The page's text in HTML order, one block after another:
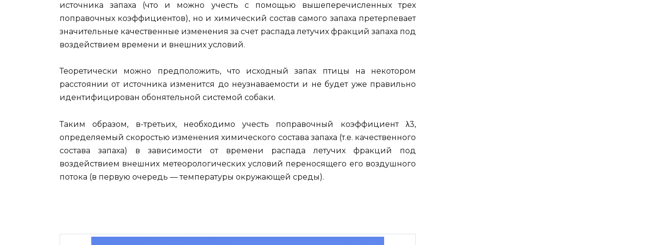
источника запаха (что и можно учесть с помощью вышеперечисленных трех
поправочных коэффициентов), но и химический состав самого запаха претерпевает
значительные качественные изменения за счет распада летучих фракций запаха под
воздействием времени и внешних условий.
Теоретически можно предположить, что исходный запах птицы на некотором
расстоянии от источника изменится до неузнаваемости и не будет уже правильно
идентифицирован обонятельной системой собаки.
Таким образом, в-третьих, необходимо учесть поправочный коэффициент λ3,
определяемый скоростью изменения химического состава запаха (т.е. качественного
состава запаха) в зависимости от времени распада летучих фракций под
воздействием внешних метеорологических условий переносящего его воздушного
потока (в первую очередь — температуры окружающей среды).